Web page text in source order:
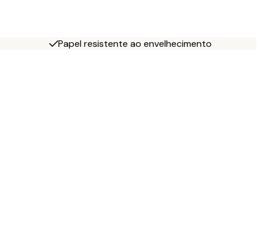
Papel resistente ao envelhecimento